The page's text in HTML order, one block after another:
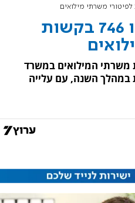
בשנת 2025: הוגשו 746 בקשות
משרתי המילואים במשרד
ב-1,489 פניות במהלך השנה, עם עלייה